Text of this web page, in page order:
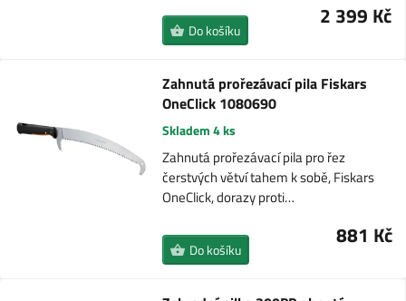
2 399 Kč
Do košíku
Zahnutá prořezávací pila Fiskars
OneClick 1080690
Skladem 4 ks
Zahnutá prořezávací pila pro řez
čerstvých větví tahem k sobě, Fiskars
OneClick, dorazy proti…
881 Kč
Do košíku